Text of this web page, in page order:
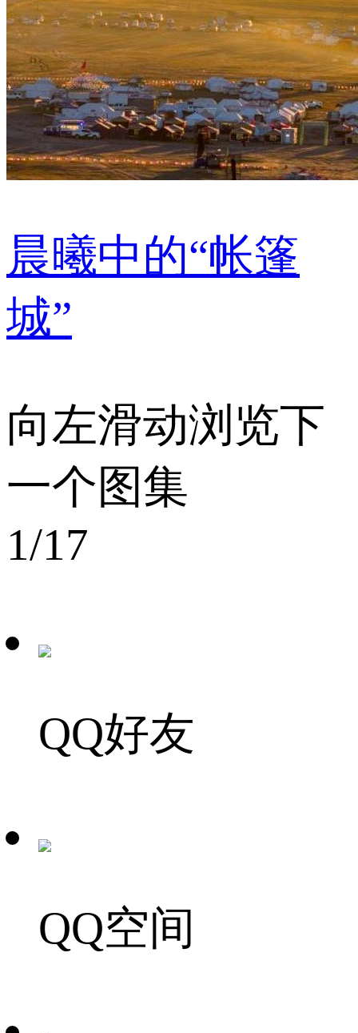
晨曦中的“帐篷
城”
向左滑动浏览下
一个图集
1/17
QQ好友
QQ空间